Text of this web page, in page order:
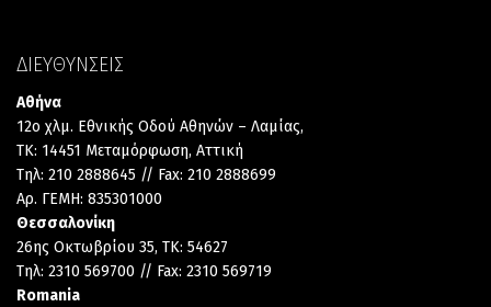
ΔΙΕΥΘΥΝΣΕΙΣ
Αθήνα
12ο χλμ. Εθνικής Οδού Αθηνών – Λαμίας,
TK: 14451 Μεταμόρφωση, Αττική
Τηλ: 210 2888645 // Fax: 210 2888699
Αρ. ΓΕΜΗ: 835301000
Θεσσαλονίκη
26ης Οκτωβρίου 35, TK: 54627
Τηλ: 2310 569700 // Fax: 2310 569719
Romania